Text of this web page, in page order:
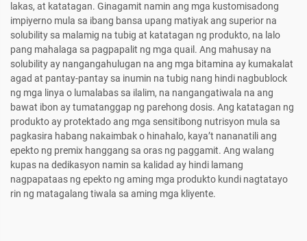
lakas, at katatagan. Ginagamit namin ang mga kustomisadong
impiyerno mula sa ibang bansa upang matiyak ang superior na
solubility sa malamig na tubig at katatagan ng produkto, na lalo
pang mahalaga sa pagpapalit ng mga quail. Ang mahusay na
solubility ay nangangahulugan na ang mga bitamina ay kumakalat
agad at pantay-pantay sa inumin na tubig nang hindi nagbublock
ng mga linya o lumalabas sa ilalim, na nangangatiwala na ang
bawat ibon ay tumatanggap ng parehong dosis. Ang katatagan ng
produkto ay protektado ang mga sensitibong nutrisyon mula sa
pagkasira habang nakaimbak o hinahalo, kaya’t nananatili ang
epekto ng premix hanggang sa oras ng paggamit. Ang walang
kupas na dedikasyon namin sa kalidad ay hindi lamang
nagpapataas ng epekto ng aming mga produkto kundi nagtatayo
rin ng matagalang tiwala sa aming mga kliyente.